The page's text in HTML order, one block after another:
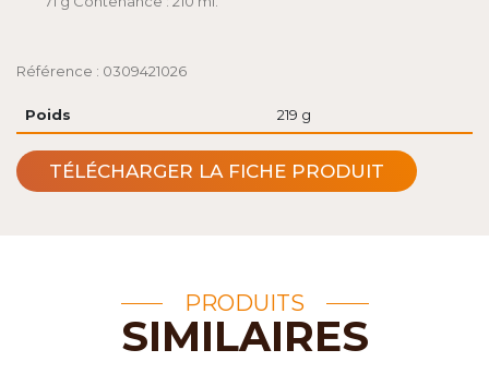
Référence : 0309421026
Poids 219 g
TÉLÉCHARGER LA FICHE PRODUIT
PRODUITS
SIMILAIRES